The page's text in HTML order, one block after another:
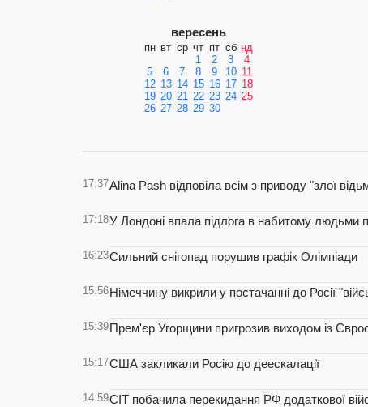
вересень
пн вт ср чт пт сб нд
1
2 3
4
5
6 7 8 9 10 11
12 13 14 15 16 17 18
19 20 21 22 23 24 25
26 27 28 29 30
17:37Alina Pash відповіла всім з приводу "злої
17:18У Лондоні впала підлога в набитому людьми
16:23Сильний снігопад порушив графік Олімпіади
15:56Німеччину викрили у постачанні до Росії
15:39Прем'єр Угорщини пригрозив виходом із
15:17США закликали Росію до деескалації
14:59CIT побачила перекидання РФ додаткової